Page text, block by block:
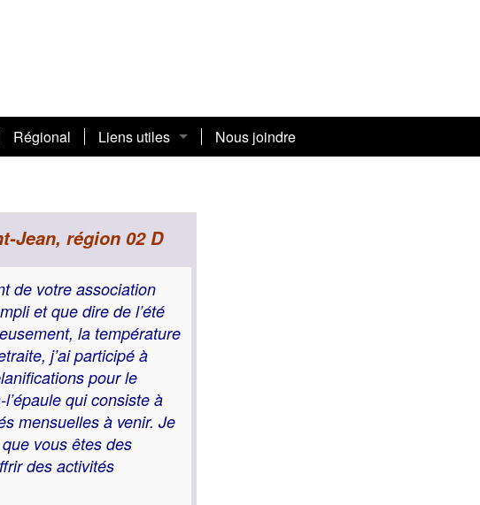
Régional
Liens utiles
Avantages et rabais
Nous joindre
Jean, région 02 D
de votre association
et que dire de l’été
la température
j’ai participé à
pour le
qui consiste à
mensuelles à venir. Je
vous êtes des
des activités